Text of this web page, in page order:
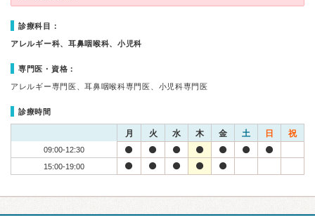
診療科目：
アレルギー科、耳鼻咽喉科、小児科
専門医・資格：
アレルギー専門医、耳鼻咽喉科専門医、小児科専門医
診療時間
月 火 水 木 金 土 日 祝
09:00-12:30
15:00-19:00